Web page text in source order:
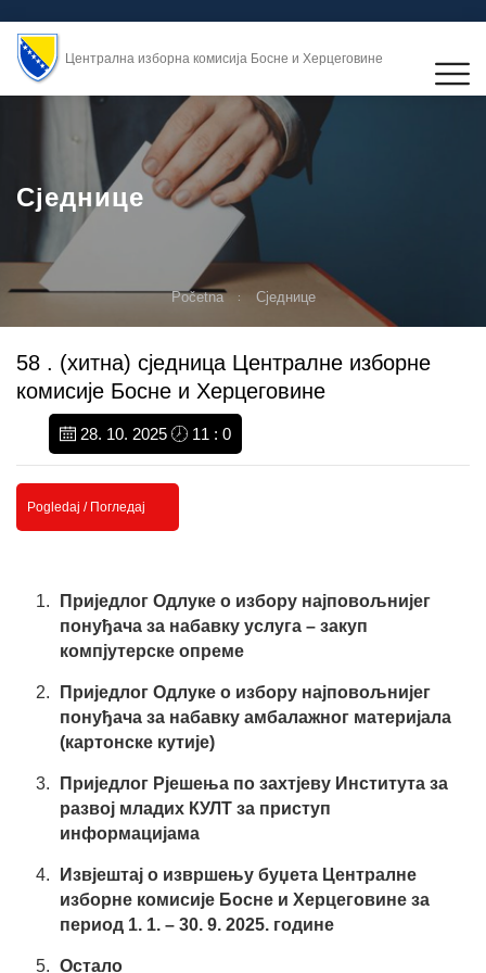
Централна изборна комисија Босне и Херцеговине
Сједнице
Početna Сједнице
58 . (хитнa) сједницa Централне изборне
комисије Босне и Херцеговине
28. 10. 2025 11 : 0
Pogledaj / Погледај
Приједлог Одлуке о избору најповољнијег
понуђача за набавку услуга – закуп
компјутерске опреме
Приједлог Одлуке о избору најповољнијег
понуђача за набавку амбалажног материјала
(картонске кутије)
Приједлог Рјешења по захтјеву Института за
развој младих КУЛТ за приступ
информацијама
Извјештај о извршењу буџета Централне
изборне комисије Босне и Херцеговине за
период 1. 1. – 30. 9. 2025. године
Остало